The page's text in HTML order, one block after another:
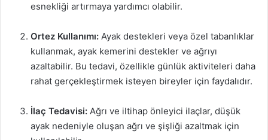
esnekliği artırmaya yardımcı olabilir.
Ortez Kullanımı: Ayak destekleri veya özel tabanlıklar
kullanmak, ayak kemerini destekler ve ağrıyı
azaltabilir. Bu tedavi, özellikle günlük aktiviteleri daha
rahat gerçekleştirmek isteyen bireyler için faydalıdır.
İlaç Tedavisi: Ağrı ve iltihap önleyici ilaçlar, düşük
ayak nedeniyle oluşan ağrı ve şişliği azaltmak için